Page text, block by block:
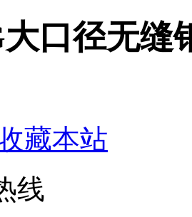
口径无缝
藏本站
线